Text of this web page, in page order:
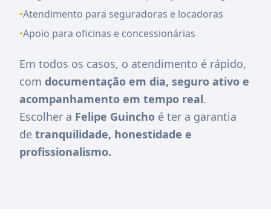
•Atendimento para seguradoras e locadoras
•Apoio para oficinas e concessionárias
Em todos os casos, o atendimento é rápido,
com documentação em dia, seguro ativo e
acompanhamento em tempo real.
Escolher a Felipe Guincho é ter a garantia
de tranquilidade, honestidade e
profissionalismo.